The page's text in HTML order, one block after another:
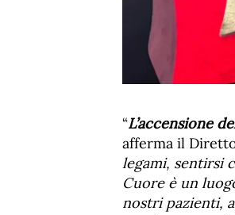
“L’accensione
afferma il
legami, sentirsi
Cuore è un
nostri pazienti,